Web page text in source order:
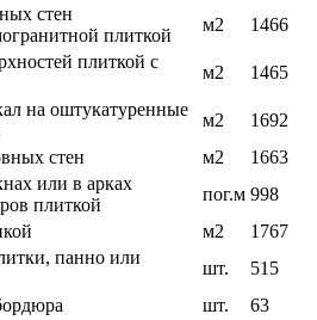
стен
плиткой
м2
1466
плиткой с
м2
1465
на оштукатуренные
м2
1692
стен
м2
1663
или в арках
плиткой
пог.м 998
м2
1767
панно или
шт.
515
шт.
63